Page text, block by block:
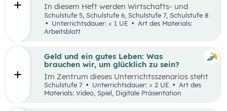
In diesem Heft werden Wirtschafts- und
Lesekompetenz miteinander verknüpft.Schulstufe 5, Schulstufe 6, Schulstufe 7, Schulstufe 8
Unterrichtsdauer: < 1 UE
Arbeitsblatt
Geld und ein gutes Leben: Was
brauchen wir, um glücklich zu sein?
Im Zentrum dieses Unterrichtsszenarios steht
das Planspiel „Nervus Rerum“, welches den
finanziellen Spielraum als Faktor für ein gutes
Schulstufe 7 Unterrichtsdauer: > 2 UE
Art des
Materials: Video, Spiel, Digitale Präsentation